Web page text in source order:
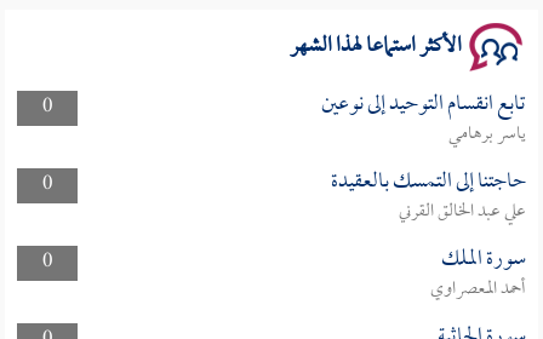
الأكثر استماعا لهذا الشهر
0 تابع انقسام التوحيد إلى نوعين
ياسر برهامي
0
حاجتنا إلى التمسك بالعقيدة
علي عبد الخالق القرني
0
سورة الملك
أحمد المعصراوي